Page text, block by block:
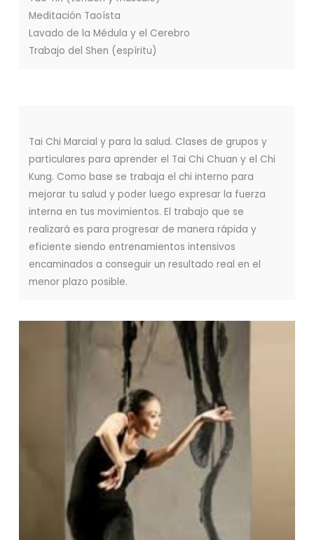
Meditación Taoísta
Lavado de la Médula y el Cerebro
Trabajo del Shen (espíritu)
Tai Chi Marcial y para la salud. Clases de grupos y
particulares para aprender el Tai Chi Chuan y el Chi
Kung. Como base se trabaja el chi interno para
mejorar tu salud y poder luego expresar la fuerza
interna en tus movimientos. El trabajo que se
realizará es para progresar de manera rápida y
eficiente siendo entrenamientos intensivos
encaminados a conseguir un resultado real en el
menor plazo posible.